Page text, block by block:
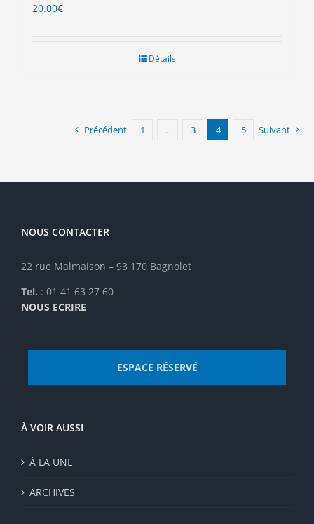
20.00€
Détails
Précédent 1 … 3 4 5 Suivant
NOUS CONTACTER
22 rue Malmaison – 93 170 Bagnolet
Tel. : 01 41 63 27 60
NOUS ECRIRE
ESPACE RÉSERVÉ
À VOIR AUSSI
À LA UNE
ARCHIVES